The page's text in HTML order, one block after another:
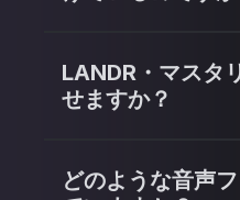
LANDR・マスタ
せますか？
どのような音声